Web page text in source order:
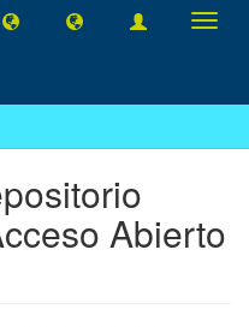
Abierto